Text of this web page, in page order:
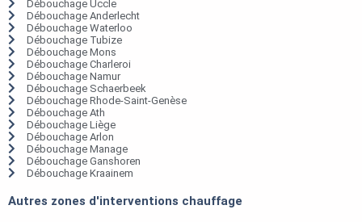
Débouchage Uccle
Débouchage Anderlecht
Débouchage Waterloo
Débouchage Tubize
Débouchage Mons
Débouchage Charleroi
Débouchage Namur
Débouchage Schaerbeek
Débouchage Rhode-Saint-Genèse
Débouchage Ath
Débouchage Liège
Débouchage Arlon
Débouchage Manage
Débouchage Ganshoren
Débouchage Kraainem
Autres zones d'interventions chauffage